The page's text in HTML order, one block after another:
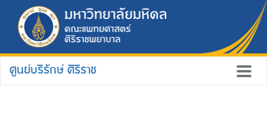
ศูนย์บริรักษ์ ศิริราช